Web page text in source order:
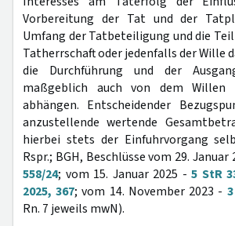
Vorbereitung der Tat und der
Umfang der Tatbeteiligung und die
Tatherrschaft oder jedenfalls der Wille
die Durchführung und der
maßgeblich auch von dem Willen
abhängen. Entscheidender
anzustellende wertende
hierbei stets der Einfuhrvorgang
Rspr.; BGH, Beschlüsse vom 29. Januar
558/24; vom 15. Januar 2025 -5 StR
2025, 367; vom 14. November 2023 -
Rn. 7 jeweils mwN).